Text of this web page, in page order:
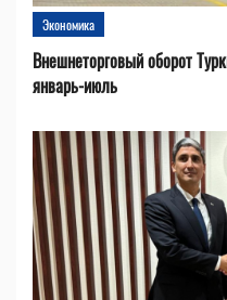
Экономика
Внешнеторговый оборот
январь-июль